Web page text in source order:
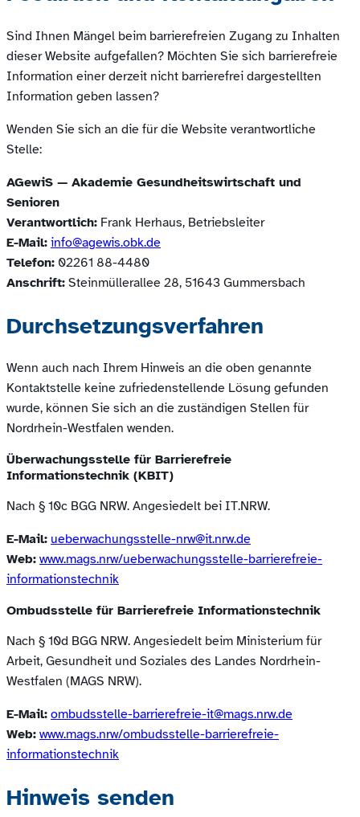
Sind Ihnen Mängel beim barrierefreien Zugang zu Inhalten
dieser Website aufgefallen? Möchten Sie sich barrierefreie
Information einer derzeit nicht barrierefrei dargestellten
Information geben lassen?
Wenden Sie sich an die für die Website verantwortliche
Stelle:
AGewiS — Akademie Gesundheitswirtschaft und
Senioren
Verantwortlich: Frank Herhaus, Betriebsleiter
E-Mail: info@agewis.obk.de
Telefon: 02261 88-4480
Anschrift: Steinmüllerallee 28, 51643 Gummersbach
Durchsetzungsverfahren
Wenn auch nach Ihrem Hinweis an die oben genannte
Kontaktstelle keine zufriedenstellende Lösung gefunden
wurde, können Sie sich an die zuständigen Stellen für
Nordrhein-Westfalen wenden.
Überwachungsstelle für Barrierefreie
Informationstechnik (KBIT)
Nach § 10c BGG NRW. Angesiedelt bei IT.NRW.
E-Mail: ueberwachungsstelle-nrw@it.nrw.de
Web: www.mags.nrw/ueberwachungsstelle-barrierefreie-
informationstechnik(öffnet
neuem
Fenster)
Ombudsstelle für Barrierefreie Informationstechnik
Nach § 10d BGG NRW. Angesiedelt beim Ministerium für
Arbeit, Gesundheit und Soziales des Landes Nordrhein-
Westfalen (MAGS NRW).
E-Mail: ombudsstelle-barrierefreie-it@mags.nrw.de
Web: www.mags.nrw/ombudsstelle-barrierefreie-
informationstechnik(öffnet
neuem
Hinweis senden